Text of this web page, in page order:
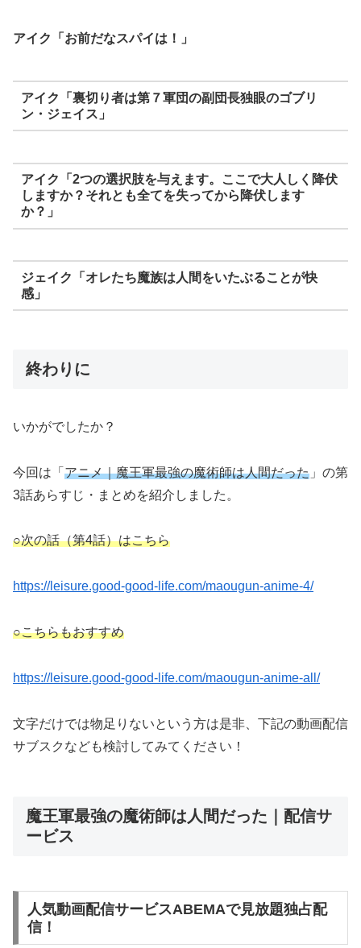
アイク「お前だなスパイは！」
アイク「裏切り者は第７軍団の副団長独眼のゴブリ
ン・ジェイス」
アイク「2つの選択肢を与えます。ここで大人しく降伏
しますか？それとも全てを失ってから降伏します
か？」
ジェイク「オレたち魔族は人間をいたぶることが快
感」
終わりに
いかがでしたか？
今回は「 アニメ｜魔王軍最強の魔術師は人間だった 」の第
3話あらすじ・まとめを紹介しました。
○次の話（第4話）はこちら
https://leisure.good-good-life.com/maougun-anime-4/
○こちらもおすすめ
https://leisure.good-good-life.com/maougun-anime-all/
文字だけでは物足りないという方は是非、下記の動画配信
サブスクなども検討してみてください！
魔王軍最強の魔術師は人間だった｜配信サ
ービス
人気動画配信サービスABEMAで見放題独占配
信！